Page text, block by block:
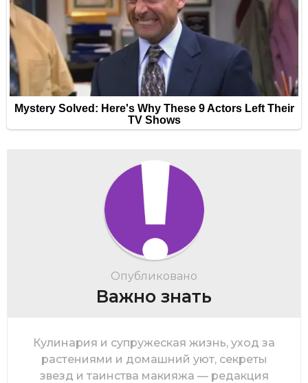
Опубликовано
Важно знать
Кулинария и супружеская жизнь, уход за
растениями и домашний уют, секреты
звезд и таинства макияжа — редакция